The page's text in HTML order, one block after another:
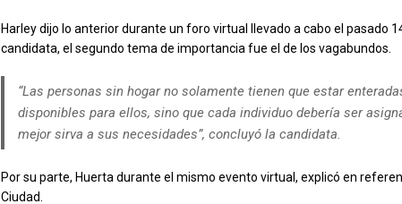
Harley dijo lo anterior durante un foro virtual llevado a cabo el pasado
candidata, el segundo tema de importancia fue el de los vagabundos.
“Las personas sin hogar no solamente tienen que estar
disponibles para ellos, sino que cada individuo debería ser
mejor sirva a sus necesidades”, concluyó la candidata.
Por su parte, Huerta durante el mismo evento virtual, explicó en
Ciudad.